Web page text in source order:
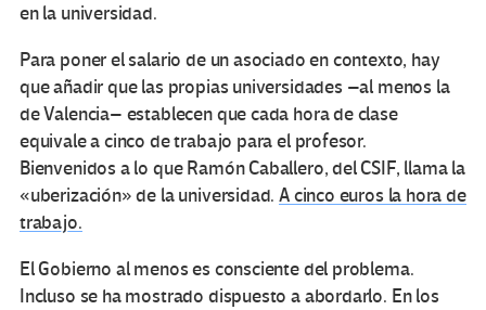
en la universidad.
Para poner el salario de un asociado en contexto, hay
que añadir que las propias universidades –al menos la
de Valencia– establecen que cada hora de clase
equivale a cinco de trabajo para el profesor.
Bienvenidos a lo que Ramón Caballero, del CSIF, llama la
«uberización» de la universidad.A cinco euros la hora de
trabajo.
El Gobierno al menos es consciente del problema.
Incluso se ha mostrado dispuesto a abordarlo. En los